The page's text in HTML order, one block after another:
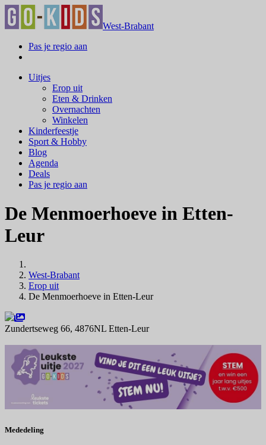
West-Brabant
Pas je regio aan
Uitjes
Erop uit
Eten & Drinken
Overnachten
Winkelen
Kinderfeestje
Sport & Hobby
Blog
Agenda
Deals
Pas je regio aan
De Menmoerhoeve in Etten-
Leur
West-Brabant
Erop uit
De Menmoerhoeve in Etten-Leur
Zundertseweg 66, 4876NL Etten-Leur
Mededeling